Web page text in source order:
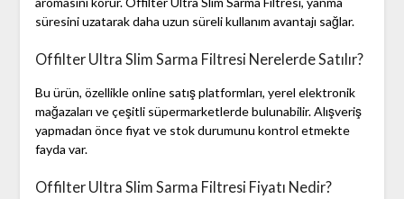
süresini uzatarak daha uzun süreli kullanım avantajı sağlar.
Offilter Ultra Slim Sarma Filtresi Nerelerde Satılır?
Bu ürün, özellikle online satış platformları, yerel elektronik
mağazaları ve çeşitli süpermarketlerde bulunabilir. Alışveriş
yapmadan önce fiyat ve stok durumunu kontrol etmekte
fayda var.
Offilter Ultra Slim Sarma Filtresi Fiyatı Nedir?